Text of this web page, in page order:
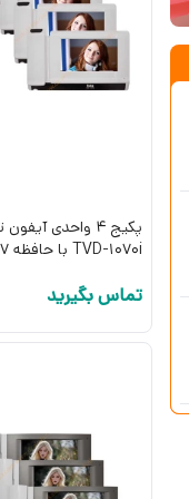
آیفون
ریموت
فرکانس 433 طرح آزرایی
پکیج
پکیج 4 واحدی
TVD-1070i با حافظه 7 اینچ
تماس بگیرید